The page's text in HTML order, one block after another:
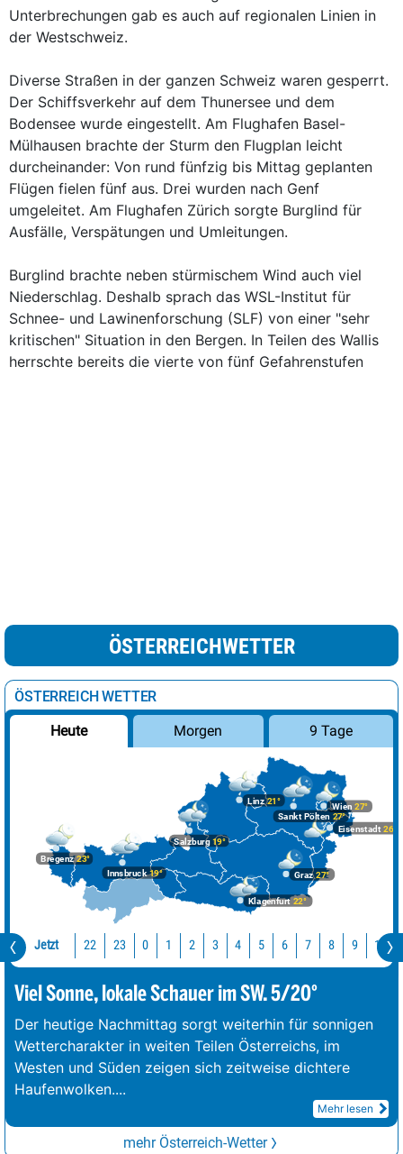
Unterbrechungen gab es auch auf regionalen Linien in
der Westschweiz.
Diverse Straßen in der ganzen Schweiz waren gesperrt.
Der Schiffsverkehr auf dem Thunersee und dem
Bodensee wurde eingestellt. Am Flughafen Basel-
Mülhausen brachte der Sturm den Flugplan leicht
durcheinander: Von rund fünfzig bis Mittag geplanten
Flügen fielen fünf aus. Drei wurden nach Genf
umgeleitet. Am Flughafen Zürich sorgte Burglind für
Ausfälle, Verspätungen und Umleitungen.
Burglind brachte neben stürmischem Wind auch viel
Niederschlag. Deshalb sprach das WSL-Institut für
Schnee- und Lawinenforschung (SLF) von einer "sehr
kritischen" Situation in den Bergen. In Teilen des Wallis
herrschte bereits die vierte von fünf Gefahrenstufen
ÖSTERREICHWETTER
ÖSTERREICH WETTER
Heute Morgen 9 Tage
Bregenz23°
Graz27°
Innsbruck19°
Klagenfurt 22°
Linz21°
Salzburg19°
Wien 27°
Eisenstadt 26°
Sankt Pölten 27°
Jetzt 22 23 0 1 2 3 4 5 6 7 8 9 10
Viel Sonne, lokale Schauer im SW. 5/20°
Der heutige Nachmittag sorgt weiterhin für sonnigen
Wettercharakter in weiten Teilen Österreichs, im
Westen und Süden zeigen sich zeitweise dichtere
Haufenwolken....
Mehr lesen
mehr Österreich-Wetter